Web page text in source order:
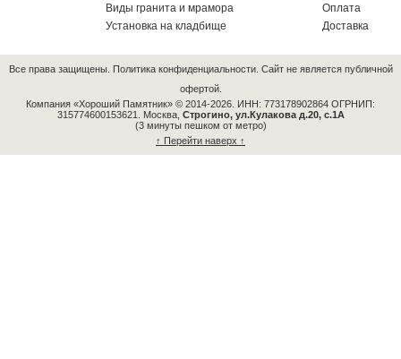
Виды гранита и мрамора
Установка на кладбище
Оплата
Доставка
Все права защищены. Политика конфиденциальности. Сайт не является публичной
офертой.
Компания «Хороший Памятник» © 2014-2026. ИНН: 773178902864 ОГРНИП:
315774600153621. Москва, Строгино, ул.Кулакова д.20, с.1А
(3 минуты пешком от метро)
↑ Перейти наверх ↑